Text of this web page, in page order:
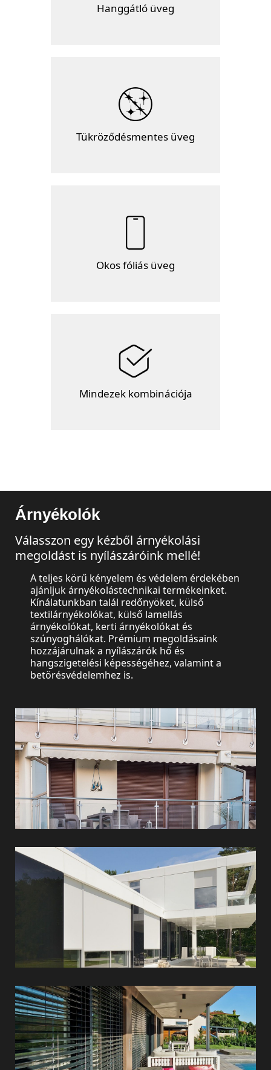
Hanggátló üveg
Tükröződésmentes üveg
Okos fóliás üveg
Mindezek kombinációja
Árnyékolók
Válasszon egy kézből árnyékolási
megoldást is nyílászáróink mellé!
A teljes körű kényelem és védelem érdekében
ajánljuk árnyékolástechnikai termékeinket.
Kínálatunkban talál redőnyöket, külső
textilárnyékolókat, külső lamellás
árnyékolókat, kerti árnyékolókat és
szúnyoghálókat. Prémium megoldásaink
hozzájárulnak a nyílászárók hő és
hangszigetelési képességéhez, valamint a
betörésvédelemhez is.
Redőnyök
Külső
textilárnyékolók
árnyékolók